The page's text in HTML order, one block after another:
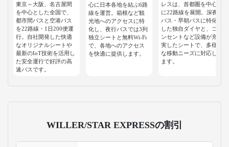
東京～大阪、名古屋間
を中心とした全国で、
都市間バスと空港バス
を22路線・1日200便運
行。自社開発した快適
なオリジナルシートや
最新のIoT技術を活用し
た安全運行で好評の高
速バスです。
心に日本各地を結ぶ6路
線を運営。箱根など観
光地へのアクセスに特
化し、夜行バスでは3列
独立シートと無料Wi-Fi
で、各地へのアクセス
を快適に提供します。
レスは、首都圏を中心
に22路線を展開。深夜
バス・早朝バスに特化
した独自ダイヤと、コ
ンセントなど設備が充
実したシートで、多様
な移動ニーズに対応し
ます。
WILLER/STAR EXPRESSの割引